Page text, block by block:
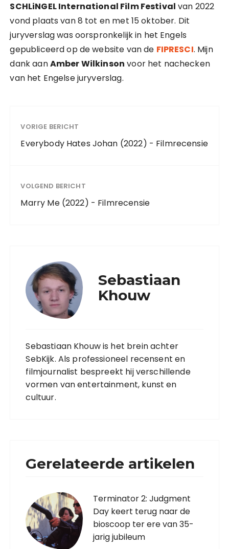
SCHLiNGEL International Film Festival van 2022
vond plaats van 8 tot en met 15 oktober. Dit
juryverslag was oorspronkelijk in het Engels
gepubliceerd op de website van de FIPRESCI. Mijn
dank aanAmber Wilkinson voor het nachecken
van het Engelse juryverslag.
VORIGE BERICHT
Everybody Hates Johan (2022) - Filmrecensie
VOLGEND BERICHT
Marry Me (2022) - Filmrecensie
Sebastiaan
Khouw
Sebastiaan Khouw is het brein achter
SebKijk. Als professioneel recensent en
filmjournalist bespreekt hij verschillende
vormen van entertainment, kunst en
cultuur.
Gerelateerde artikelen
Terminator 2: Judgment
Day keert terug naar de
bioscoop ter ere van 35-
jarig jubileum